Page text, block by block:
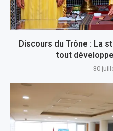
Discours du Trône : La
tout
30